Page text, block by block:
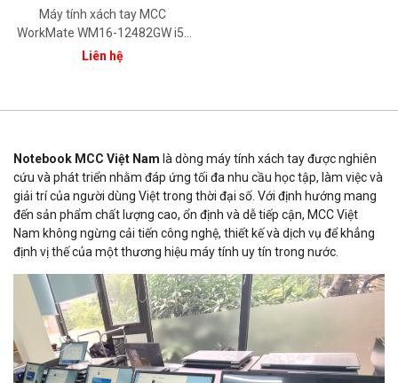
Máy tính xách tay MCC
WorkMate WM16-12482GW i5-
1240P/ 8GB/ 256GB/ 15.6"
Liên hệ
Notebook MCC Việt Nam là dòng máy tính xách tay được nghiên
cứu và phát triển nhằm đáp ứng tối đa nhu cầu học tập, làm việc và
giải trí của người dùng Việt trong thời đại số. Với định hướng mang
đến sản phẩm chất lượng cao, ổn định và dễ tiếp cận, MCC Việt
Nam không ngừng cải tiến công nghệ, thiết kế và dịch vụ để khẳng
định vị thế của một thương hiệu máy tính uy tín trong nước.